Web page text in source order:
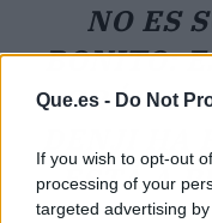
Que.es - Do Not
If you wish to opt-out
processing of your
targeted advertising
NO ES
BONITO:
GRÁFICA
ESTÁ A